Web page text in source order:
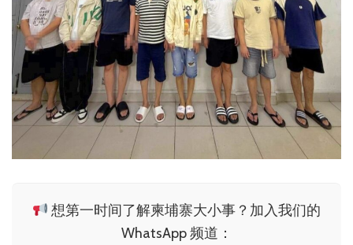
想第一时间了解柬埔寨大小事？加入我们的
WhatsApp 频道：